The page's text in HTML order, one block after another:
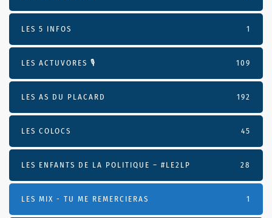
LES 5 INFOS 1
LES ACTUVORES 🎙 109
LES AS DU PLACARD 192
LES COLOCS 45
LES ENFANTS DE LA POLITIQUE – #LE2LP 28
LES MIX - TU ME REMERCIERAS 1